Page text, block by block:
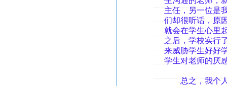
主任，另一位是
们却很听话，原
就会在学生心里
之后，学校实行
来威胁学生好好
学生对老师的厌
总之，我个人